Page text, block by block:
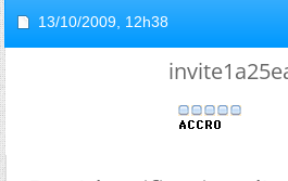
13/10/2009, 12h38